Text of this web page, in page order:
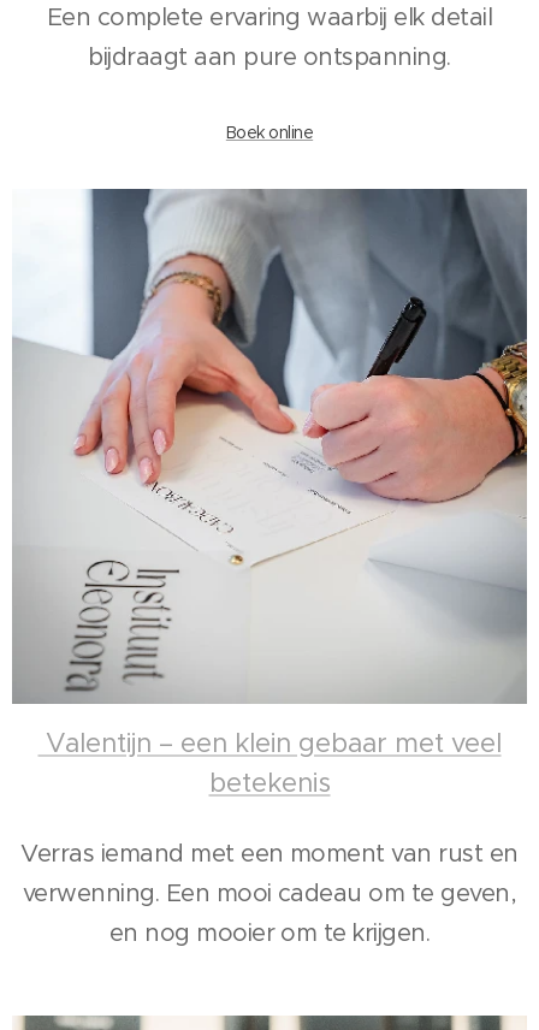
Een complete ervaring waarbij elk detail
bijdraagt aan pure ontspanning.
Boek online
Valentijn – een klein gebaar met veel
betekenis
Verras iemand met een moment van rust en
verwenning. Een mooi cadeau om te geven,
en nog mooier om te krijgen.